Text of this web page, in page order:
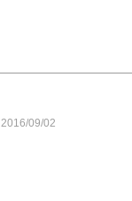
2016/09/02